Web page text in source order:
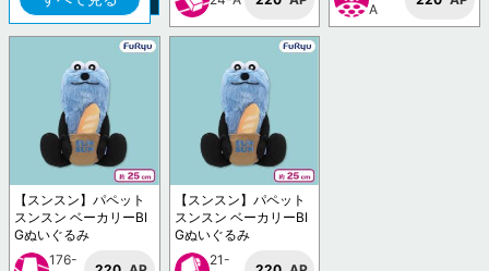
A
【スンスン】パペット
スンスン ベーカリーBI
Gぬいぐるみ
176-
【スンスン】パペット
スンスン ベーカリーBI
Gぬいぐるみ
21-